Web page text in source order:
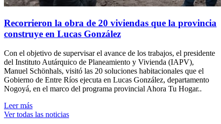
Recorrieron la obra de 20 viviendas que la provincia
construye en Lucas González
Con el objetivo de supervisar el avance de los trabajos, el presidente
del Instituto Autárquico de Planeamiento y Vivienda (IAPV),
Manuel Schönhals, visitó las 20 soluciones habitacionales que el
Gobierno de Entre Ríos ejecuta en Lucas González, departamento
Nogoyá, en el marco del programa provincial Ahora Tu Hogar..
Leer más
Ver todas las noticias